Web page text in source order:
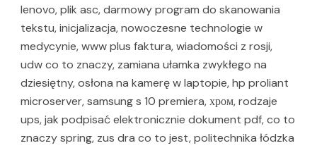
lenovo, plik asc, darmowy program do skanowania
tekstu, inicjalizacja, nowoczesne technologie w
medycynie, www plus faktura, wiadomości z rosji,
udw co to znaczy, zamiana ułamka zwykłego na
dziesiętny, osłona na kamerę w laptopie, hp proliant
microserver, samsung s 10 premiera, хром, rodzaje
ups, jak podpisać elektronicznie dokument pdf, co to
znaczy spring, zus dra co to jest, politechnika łódzka